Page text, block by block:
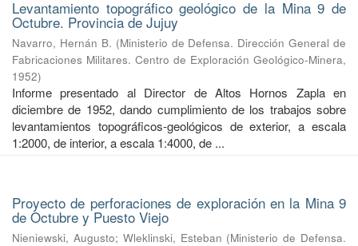
Levantamiento topográfico geológico de la Mina 9 de
Octubre. Provincia de Jujuy
Navarro, Hernán B. (Ministerio de Defensa. Dirección General de
Fabricaciones Militares. Centro de Exploración Geológico-Minera,
1952)
Informe presentado al Director de Altos Hornos Zapla en
diciembre de 1952, dando cumplimiento de los trabajos sobre
levantamientos topográficos-geológicos de exterior, a escala
1:2000, de interior, a escala 1:4000, de ...
Proyecto de perforaciones de exploración en la Mina 9
de Octubre y Puesto Viejo
Nieniewski, Augusto; Wleklinski, Esteban (Ministerio de Defensa.